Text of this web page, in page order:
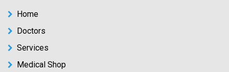
Home
Doctors
Services
Medical Shop